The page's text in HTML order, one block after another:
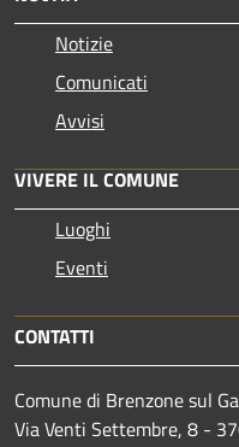
Notizie
Comunicati
Avvisi
VIVERE IL COMUNE
Luoghi
Eventi
CONTATTI
Comune di Brenzone sul
Via Venti Settembre, 8 -